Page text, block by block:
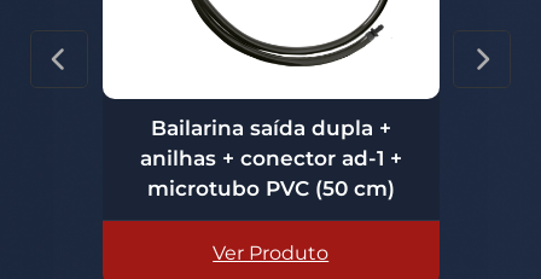
Bailarina saída dupla +
anilhas + conector ad-1 +
microtubo PVC (50 cm)
Ver Produto